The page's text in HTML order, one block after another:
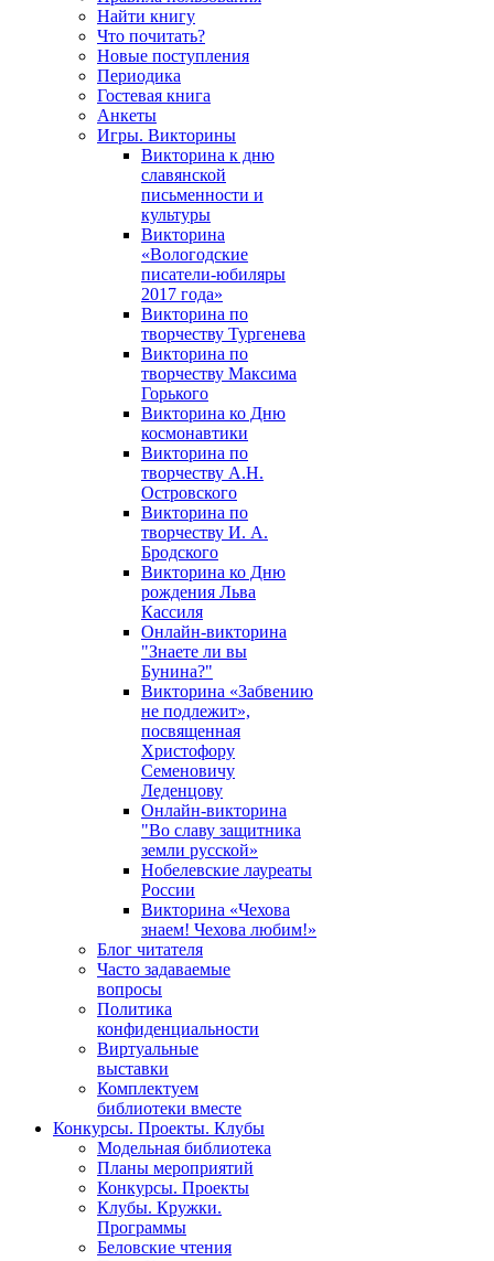
Найти книгу
Что почитать?
Новые поступления
Периодика
Гостевая книга
Анкеты
Игры. Викторины
Викторина к дню
славянской
письменности и
культуры
Викторина
«Вологодские
писатели-юбиляры
2017 года»
Викторина по
творчеству Тургенева
Викторина по
творчеству Максима
Горького
Викторина ко Дню
космонавтики
Викторина по
творчеству А.Н.
Островского
Викторина по
творчеству И. А.
Бродского
Викторина ко Дню
рождения Льва
Кассиля
Онлайн-викторина
"Знаете ли вы
Бунина?"
Викторина «Забвению
не подлежит»,
посвященная
Христофору
Семеновичу
Леденцову
Онлайн-викторина
"Во славу защитника
земли русской»
Нобелевские лауреаты
России
Викторина «Чехова
знаем! Чехова любим!»
Блог читателя
Часто задаваемые
вопросы
Политика
конфиденциальности
Виртуальные
выставки
Комплектуем
библиотеки вместе
Конкурсы. Проекты. Клубы
Модельная библиотека
Планы мероприятий
Конкурсы. Проекты
Клубы. Кружки.
Программы
Беловские чтения